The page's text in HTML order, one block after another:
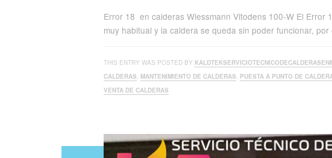
Error 18 en calderas Wiessmann Vitodens 100-W El Error
muy habitual y la caldera se queda sin poder funcionar,
THIS ENTRY WAS POSTED BY
CALDERAS, MANTENIMIENTO DE CALDERAS, PUESTA A PUNTO DE
VENTA DE CALDERAS